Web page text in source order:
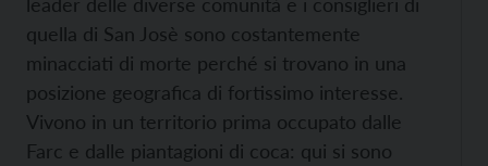
quella di San Josè sono costantemente
minacciati di morte perché si trovano in una
posizione geografica di fortissimo interesse.
Vivono in un territorio prima occupato dalle
Farc e dalle piantagioni di coca: qui si sono